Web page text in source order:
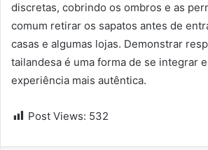
discretas, cobrindo os ombros e as
comum retirar os sapatos antes de
casas e algumas lojas. Demonstrar
tailandesa é uma forma de se integrar
experiência mais autêntica.
Post Views: 532